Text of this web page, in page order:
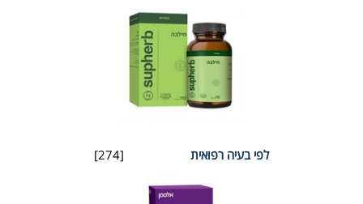
[274] לפי בעיה רפואית